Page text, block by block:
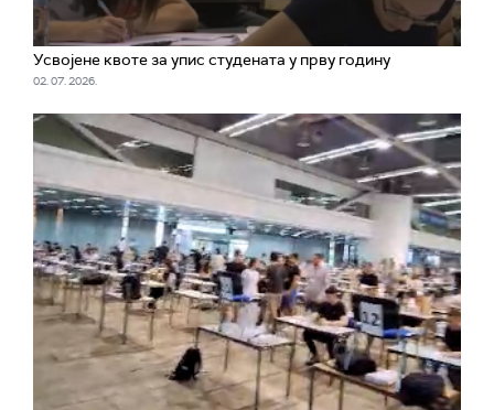
Усвојене квоте за упис студената у прву годину
02. 07. 2026.